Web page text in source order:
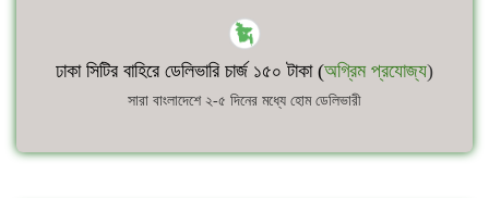
ঢাকা সিটির বাহিরে ডেলিভারি চার্জ ১৫০ টাকা (অগ্রিম প্রযোজ্য)
সারা বাংলাদেশে ২-৫ দিনের মধ্যে হোম ডেলিভারী